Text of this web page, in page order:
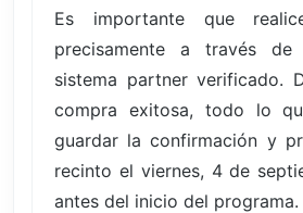
Es importante que
precisamente a través
sistema partner verificado.
compra exitosa, todo lo
guardar la confirmación y
recinto el viernes, 4 de
antes del inicio del programa.